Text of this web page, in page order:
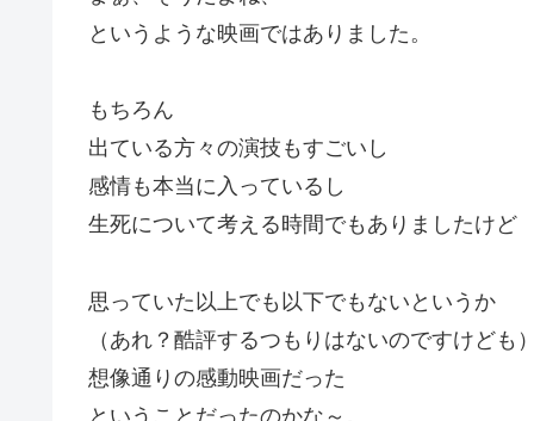
というような映画ではありました。
もちろん
出ている方々の演技もすごいし
感情も本当に入っているし
生死について考える時間でもありましたけど
思っていた以上でも以下でもないというか
（あれ？酷評するつもりはないのですけども）
想像通りの感動映画だった
ということだったのかな～。